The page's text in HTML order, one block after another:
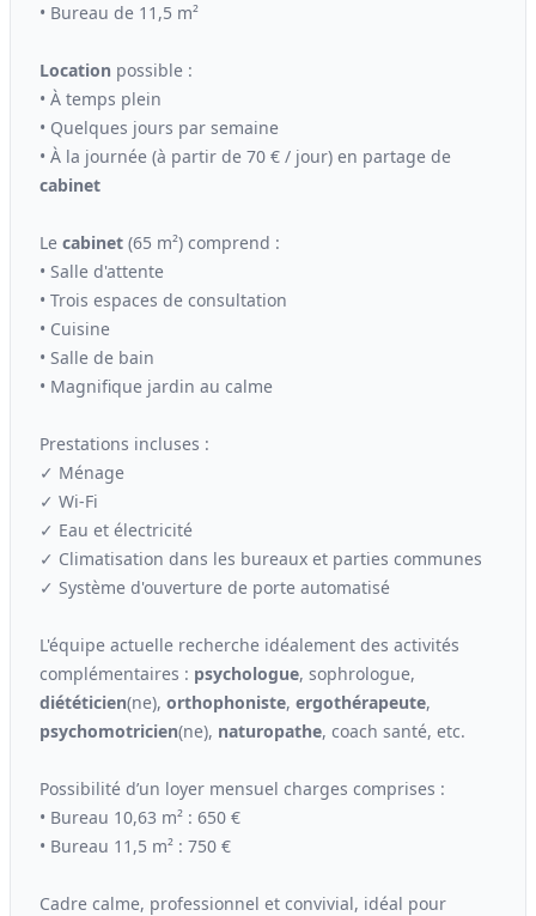
• Bureau de 11,5 m²
Location possible :
• À temps plein
• Quelques jours par semaine
• À la journée (à partir de 70 € / jour) en partage de
cabinet
Le cabinet (65 m²) comprend :
• Salle d'attente
• Trois espaces de consultation
• Cuisine
• Salle de bain
• Magnifique jardin au calme
Prestations incluses :
✓ Ménage
✓ Wi-Fi
✓ Eau et électricité
✓ Climatisation dans les bureaux et parties communes
✓ Système d'ouverture de porte automatisé
L'équipe actuelle recherche idéalement des activités
complémentaires : psychologue, sophrologue,
diététicien(ne), orthophoniste, ergothérapeute,
psychomotricien(ne), naturopathe, coach santé, etc.
Possibilité d’un loyer mensuel charges comprises :
• Bureau 10,63 m² : 650 €
• Bureau 11,5 m² : 750 €
Cadre calme, professionnel et convivial, idéal pour